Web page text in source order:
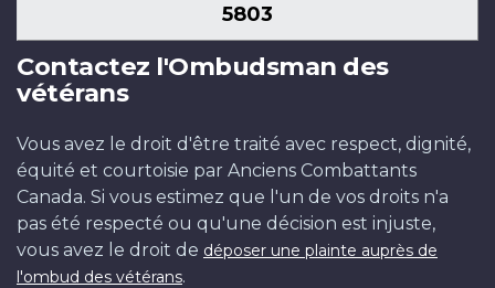
5803
Contactez l'Ombudsman des
vétérans
Vous avez le droit d'être traité avec respect, dignité,
équité et courtoisie par Anciens Combattants
Canada. Si vous estimez que l'un de vos droits n'a
pas été respecté ou qu'une décision est injuste,
vous avez le droit de déposer une plainte auprès de
l'ombud des vétérans.